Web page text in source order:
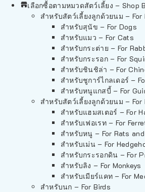
เลือกซื้อตามหมวดสัตว์เลี้ยง – Shop
สำหรับสัตว์เลี้ยงลูกด้วยนม – For
สำหรับสุนัข – For Dogs
สำหรับแมว – For Cats
สำหรับกระต่าย – For
สำหรับกระรอก – For
สำหรับชินชิล่า – For
สำหรับชูการ์ไกลเดอร์ –
สำหรับหนูแกสบี้ – For
สำหรับสัตว์เลี้ยงลูกด้วยนม – For
สำหรับแฮมสเตอร์ – For
สำหรับเฟอเรท – For
สำหรับหนู – For Rats
สำหรับเม่น – For
สำหรับกระรอกดิน – For
สำหรับลิง – For Monkeys
สำหรับเมียร์แคท – For
สำหรับนก – For Birds